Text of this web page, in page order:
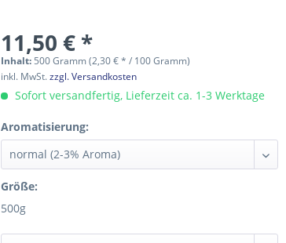
11,50 € *
Inhalt: 500 Gramm (2,30 € * / 100 Gramm)
inkl. MwSt.zzgl. Versandkosten
Sofort versandfertig, Lieferzeit ca. 1-3 Werktage
Aromatisierung:
Größe:
500g